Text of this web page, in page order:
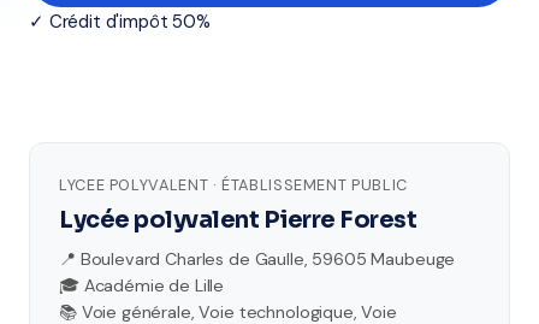
✓ Crédit d'impôt 50%
LYCEE POLYVALENT · ÉTABLISSEMENT PUBLIC
Lycée polyvalent Pierre Forest
📍 Boulevard Charles de Gaulle, 59605 Maubeuge
🎓 Académie de Lille
📚 Voie générale, Voie technologique, Voie